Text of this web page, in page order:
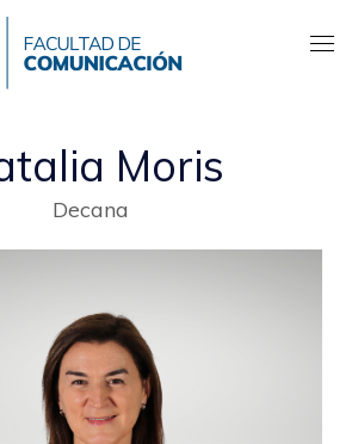
Moris
Decana